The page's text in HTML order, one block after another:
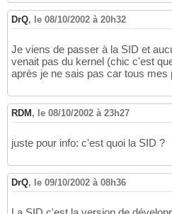
DrQ, le 08/10/2002 à 20h32
Je viens de passer à la SID et
venait pas du kernel (chic c'est
après je ne sais pas car tous mes
RDM , le 08/10/2002 à 23h27
juste pour info: c'est quoi la SID ?
DrQ, le 09/10/2002 à 08h36